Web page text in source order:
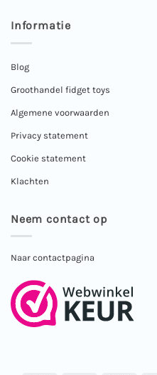
Informatie
Blog
Groothandel fidget toys
Algemene voorwaarden
Privacy statement
Cookie statement
Klachten
Neem contact op
Naar contactpagina